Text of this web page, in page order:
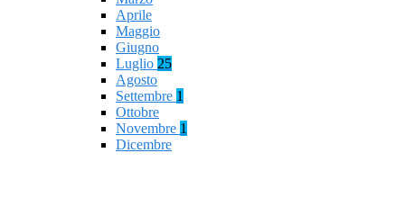
Aprile
Maggio
Giugno
Luglio 25
Agosto
Settembre 1
Ottobre
Novembre 1
Dicembre